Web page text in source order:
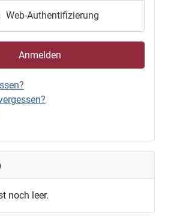
Web-Authentifizierung
Anmelden
noch leer.